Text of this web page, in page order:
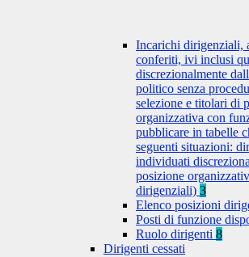
Incarichi dirigenziali,
conferiti, ivi inclusi
discrezionalmente
politico senza
selezione e titolari di
organizzativa con
pubblicare in tabelle
seguenti situazioni:
individuati
posizione
dirigenziali) 3
Elenco posizioni
Posti di funzione
Ruolo dirigenti 8
Dirigenti cessati